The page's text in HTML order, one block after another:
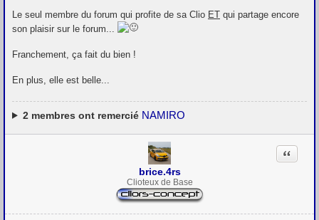
Le seul membre du forum qui profite de sa Clio ET qui partage encore
son plaisir sur le forum...
Franchement, ça fait du bien !
En plus, elle est belle...
2membres ont remercié NAMIRO
brice.4rs
Clioteux de Base
Citation